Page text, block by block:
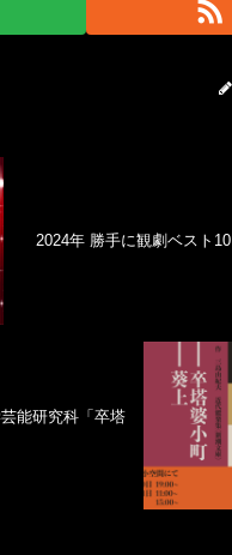
2024年 勝手に観劇ベスト10
能研究科「卒塔